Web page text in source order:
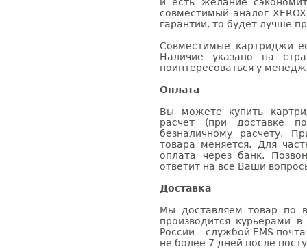
совместимый аналог
гарантии, то будет лучше
Совместимые картриджи
Наличие указано на
поинтересоваться у
Оплата
Вы можете купить
расчет (при доставке
безналичному расчету.
товара меняется. Для
оплата через банк.
ответит на все Ваши
Доставка
Мы доставляем товар по
производится курьерами
России – службой EMS
не более 7 дней после